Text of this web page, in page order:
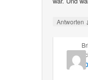
Antworten ↓